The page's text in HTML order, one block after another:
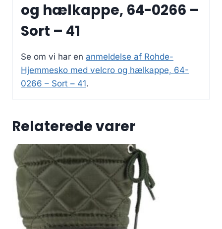
og hælkappe, 64-0266 –
Sort – 41
Se om vi har en anmeldelse af Rohde-
Hjemmesko med velcro og hælkappe, 64-
0266 – Sort – 41.
Relaterede varer